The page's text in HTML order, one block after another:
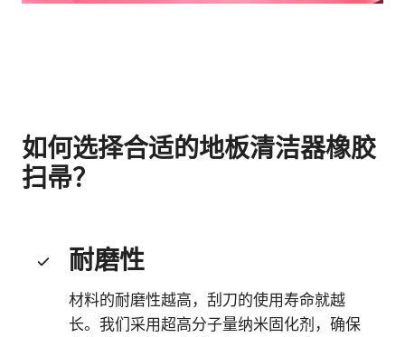
如何选择合适的地板清洁器橡胶
扫帚？
耐磨性
材料的耐磨性越高，刮刀的使用寿命就越
长。我们采用超高分子量纳米固化剂，确保